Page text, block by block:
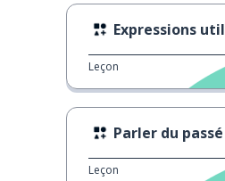
Expressions
Leçon
Parler du passé
Leçon